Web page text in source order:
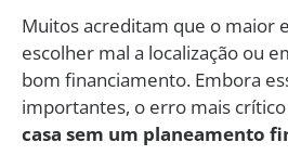
Muitos acreditam que o maior
escolher mal a localização ou
bom financiamento. Embora
importantes, o erro mais
casa sem um planeamento